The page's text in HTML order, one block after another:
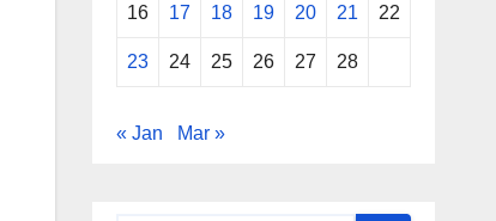
16 17 18 19 20 21 22
23 24 25 26 27 28
« Jan Mar »